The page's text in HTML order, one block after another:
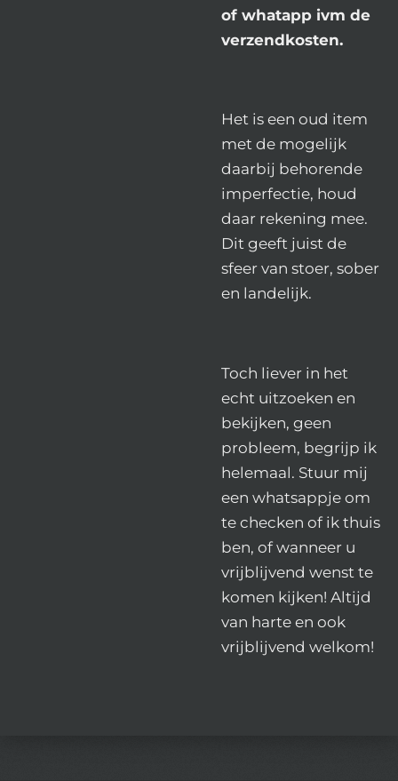
of whatapp ivm de
verzendkosten.
Het is een oud item
met de mogelijk
daarbij behorende
imperfectie, houd
daar rekening mee.
Dit geeft juist de
sfeer van stoer, sober
en landelijk.
Toch liever in het
echt uitzoeken en
bekijken, geen
probleem, begrijp ik
helemaal. Stuur mij
een whatsappje om
te checken of ik thuis
ben, of wanneer u
vrijblijvend wenst te
komen kijken! Altijd
van harte en ook
vrijblijvend welkom!